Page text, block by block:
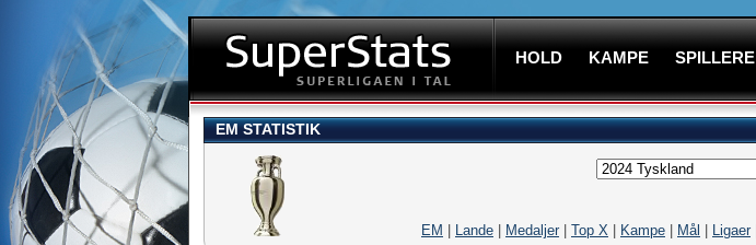
HOLD KAMPE SPILLERE
EM STATISTIK
EM Lande Medaljer Top X Kampe Mål Ligaer